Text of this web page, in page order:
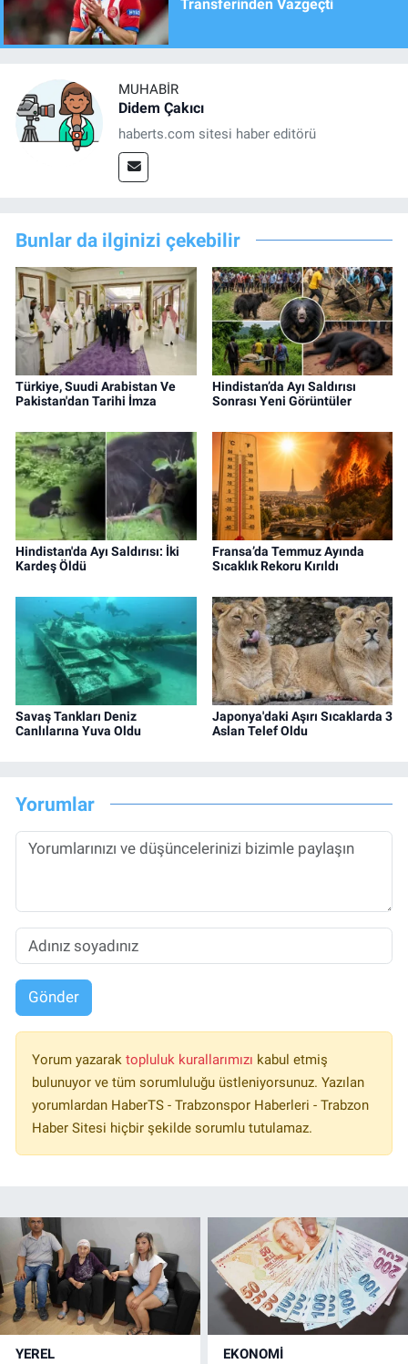
Transferinden Vazgeçti
MUHABIR
Didem Çakıcı
haberts.com sitesi haber editörü
Bunlar da ilginizi çekebilir
Türkiye, Suudi Arabistan Ve
Pakistan'dan Tarihi İmza
Hindistan’da Ayı Saldırısı
Sonrası Yeni Görüntüler
Hindistan'da Ayı Saldırısı: İki
Kardeş Öldü
Fransa’da Temmuz Ayında
Sıcaklık Rekoru Kırıldı
Savaş Tankları Deniz
Canlılarına Yuva Oldu
Japonya'daki Aşırı Sıcaklarda 3
Aslan Telef Oldu
Yorumlar
Gönder
Yorum yazarak topluluk kurallarımızı kabul etmiş
bulunuyor ve tüm sorumluluğu üstleniyorsunuz. Yazılan
yorumlardan HaberTS - Trabzonspor Haberleri - Trabzon
Haber Sitesi hiçbir şekilde sorumlu tutulamaz.
YEREL EKONOMİ